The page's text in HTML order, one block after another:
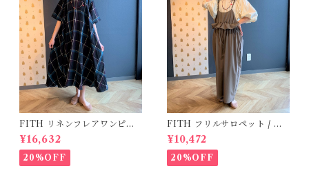
FITH リネンフレアワンピー
ス 2(160 )
¥16,632
20%OFF
FITH フリルサロペット / ベ
ージュ ( 140)
¥10,472
20%OFF